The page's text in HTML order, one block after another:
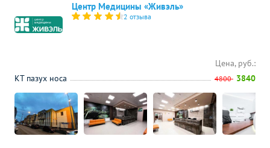
Центр Медицины «Живэль»
2 отзыва
Цена, руб.:
КТ пазух носа
4800 3840